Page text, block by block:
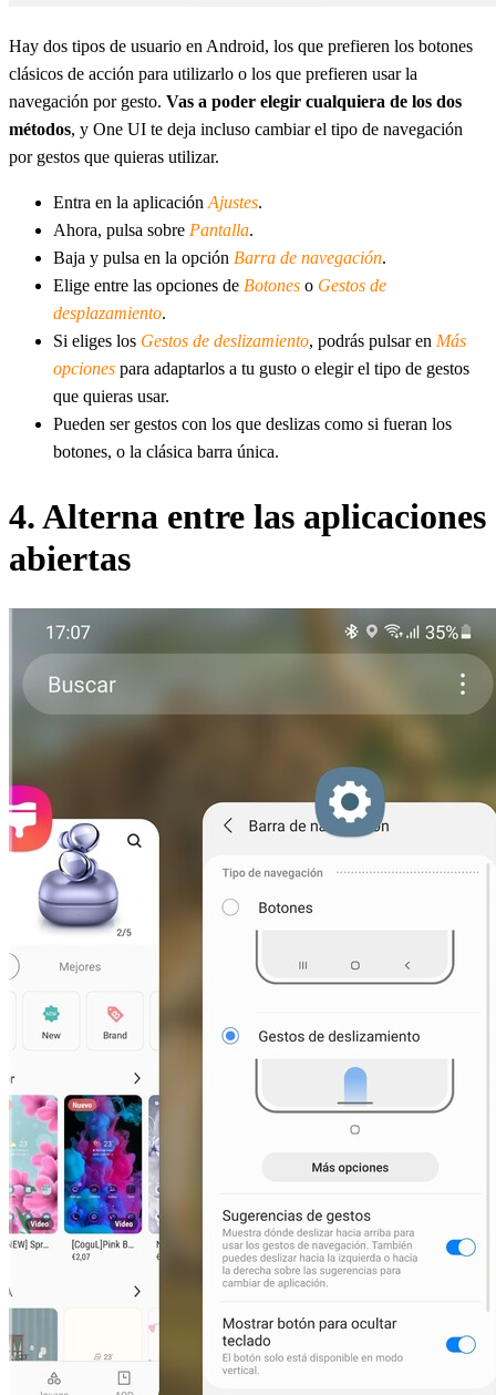
Hay dos tipos de usuario en Android, los que prefieren los botones
clásicos de acción para utilizarlo o los que prefieren usar la
navegación por gesto. Vas a poder elegir cualquiera de los dos
métodos, y One UI te deja incluso cambiar el tipo de navegación
por gestos que quieras utilizar.
Entra en la aplicación Ajustes.
Ahora, pulsa sobre Pantalla.
Baja y pulsa en la opción Barra de navegación.
Elige entre las opciones de Botones o Gestos de
desplazamiento.
Si eliges los Gestos de deslizamiento, podrás pulsar en Más
opciones para adaptarlos a tu gusto o elegir el tipo de gestos
que quieras usar.
Pueden ser gestos con los que deslizas como si fueran los
botones, o la clásica barra única.
4. Alterna entre las aplicaciones
abiertas